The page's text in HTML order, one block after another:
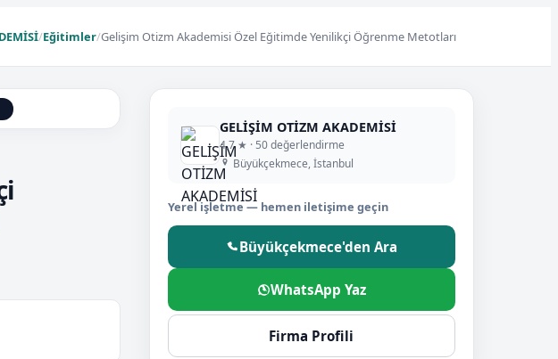
/Eğitimler/Gelişim Otizm Akademisi Özel Eğitimde Yenilikçi Öğrenme Metotları
GELİŞİM OTİZM AKADEMİSİ
4,7 ★ · 50 değerlendirme
Büyükçekmece, İstanbul
Yerel işletme — hemen iletişime geçin
Büyükçekmece'den Ara
WhatsApp Yaz
Firma Profili